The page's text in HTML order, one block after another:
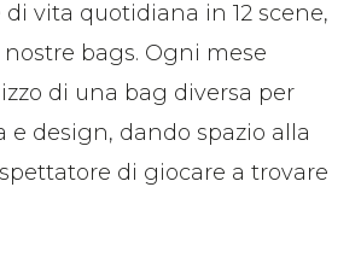
vita quotidiana in 12 scene,
bags. Ogni mese
di una bag diversa per
e design, dando spazio alla
di giocare a trovare